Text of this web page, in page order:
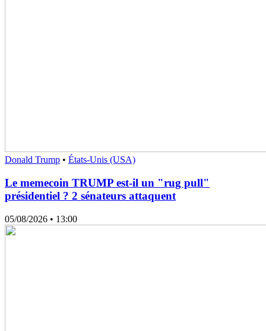
Donald Trump • États-Unis (USA)
Le memecoin TRUMP est-il un "rug pull"
présidentiel ? 2 sénateurs attaquent
05/08/2026 • 13:00